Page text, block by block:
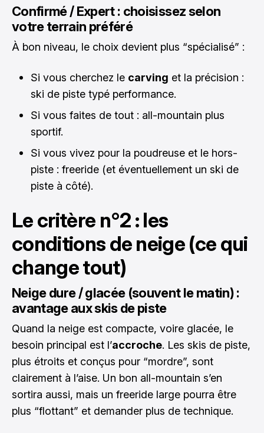
Confirmé / Expert : choisissez selon
votre terrain préféré
À bon niveau, le choix devient plus “spécialisé” :
Si vous cherchez le carving et la précision :
ski de piste typé performance.
Si vous faites de tout : all-mountain plus
sportif.
Si vous vivez pour la poudreuse et le hors-
piste : freeride (et éventuellement un ski de
piste à côté).
Le critère n°2 : les
conditions de neige (ce qui
change tout)
Neige dure / glacée (souvent le matin) :
avantage aux skis de piste
Quand la neige est compacte, voire glacée, le
besoin principal est l’accroche. Les skis de piste,
plus étroits et conçus pour “mordre”, sont
clairement à l’aise. Un bon all-mountain s’en
sortira aussi, mais un freeride large pourra être
plus “flottant” et demander plus de technique.